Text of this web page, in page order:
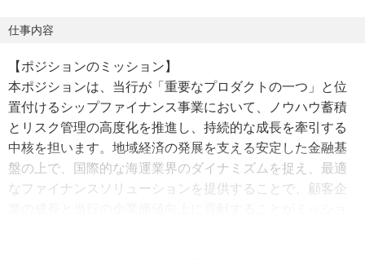
仕事内容
【ポジションのミッション】
本ポジションは、当行が「重要なプロダクトの一つ」と位
置付けるシップファイナンス事業において、ノウハウ蓄積
とリスク管理の高度化を推進し、持続的な成長を牽引する
中核を担います。地域経済の発展を支える安定した金融基
盤の上で、国際的な海運業界のダイナミズムを捉え、最適
なファイナンスソリューションを提供することで、顧客企